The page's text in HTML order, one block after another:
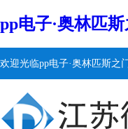
pp电子·奥林匹斯之
欢迎光临pp电子·奥林匹斯之